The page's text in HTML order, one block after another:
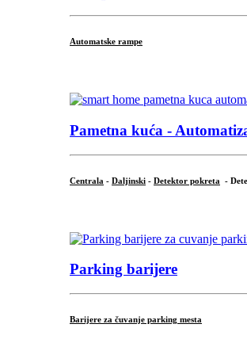
Automatske rampe
Pametna kuća -
Centrala - Daljinski - Detektor pokreta -
Parking barijere
Barijere za čuvanje parking mesta